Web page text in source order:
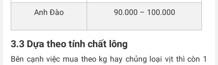
Anh Đào 90.000 – 100.000
3.3 Dựa theo tính chất lông
Bên cạnh việc mua theo kg hay chủng loại vịt thì còn 1